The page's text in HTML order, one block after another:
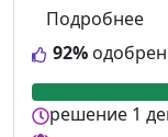
92%
Подробнее
решение 1